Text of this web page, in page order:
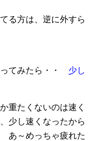
る方は、逆に外すら
てみたら・・ 少し
重たくないのは速く
少し速くなったから
あ～めっちゃ疲れた